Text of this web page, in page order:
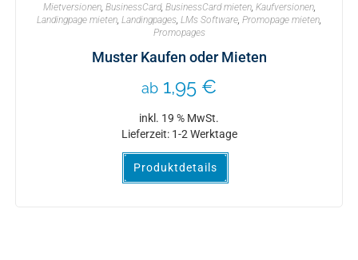
Mietversionen, BusinessCard, BusinessCard mieten, Kaufversionen,
Landingpage mieten Landingpages LMs Software Promopage mieten
Promopages
Muster Kaufen oder Mieten
ab 1,95 €
inkl. 19 % MwSt.
Lieferzeit: 1-2 Werktage
Produktdetails